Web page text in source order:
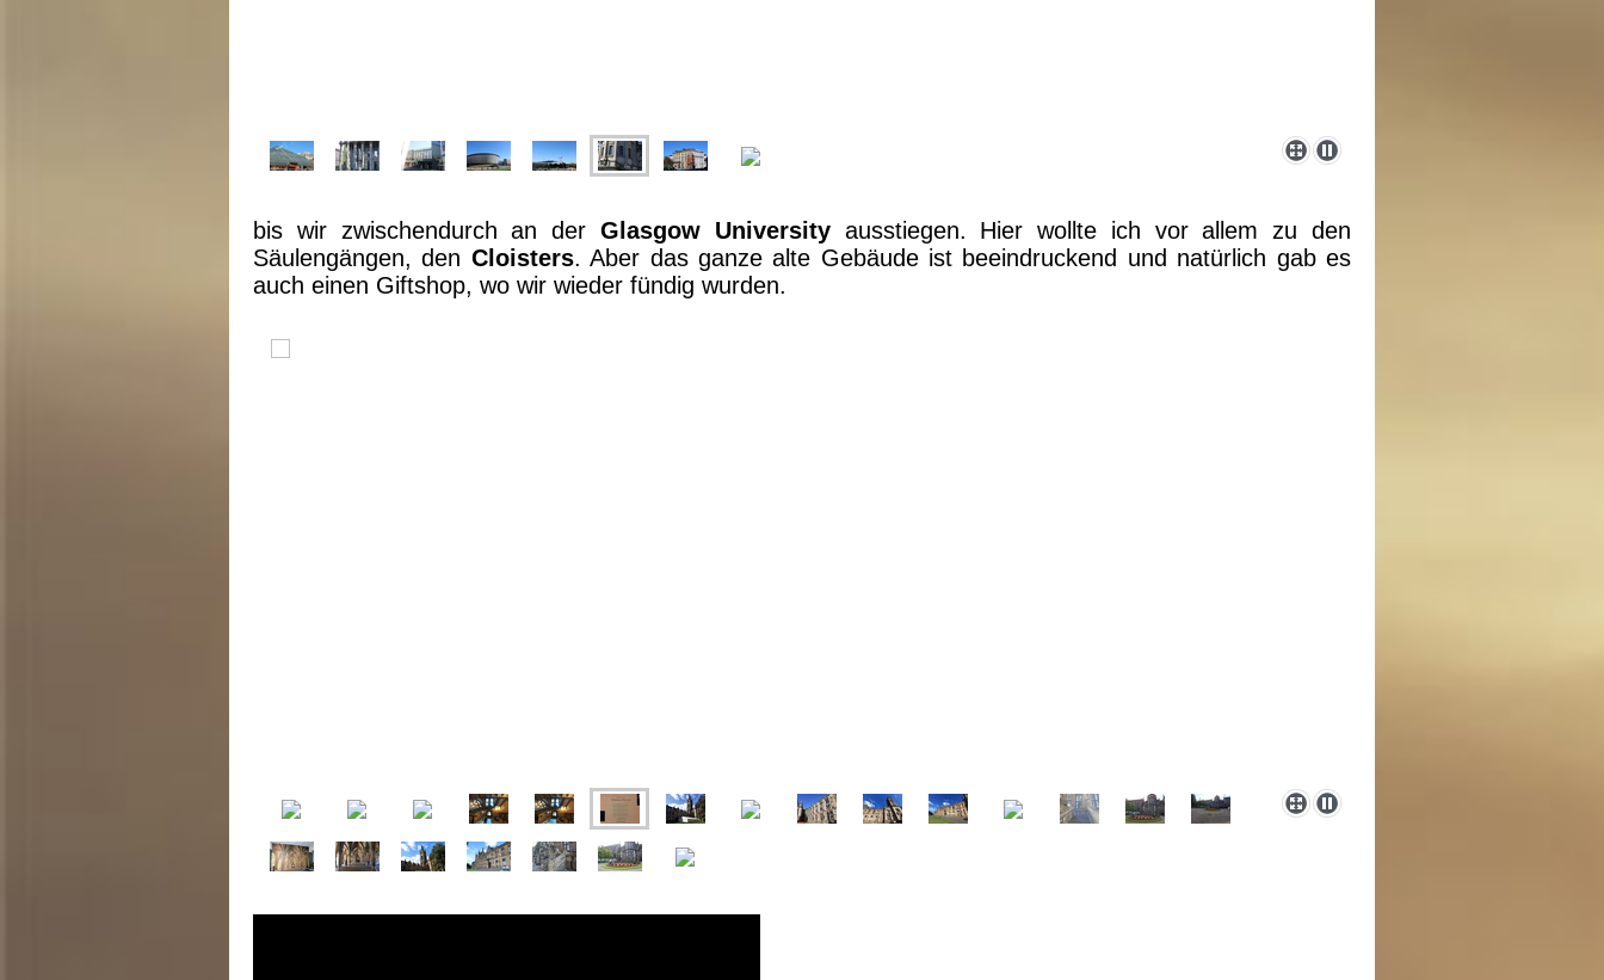
bis wir zwischendurch an der Glasgow Universityausstiegen. Hier wollte ich vor allem zu den
Säulengängen, den Cloisters. Aber das ganze alte Gebäude ist beeindruckend und natürlich gab es
auch einen Giftshop, wo wir wieder fündig wurden.